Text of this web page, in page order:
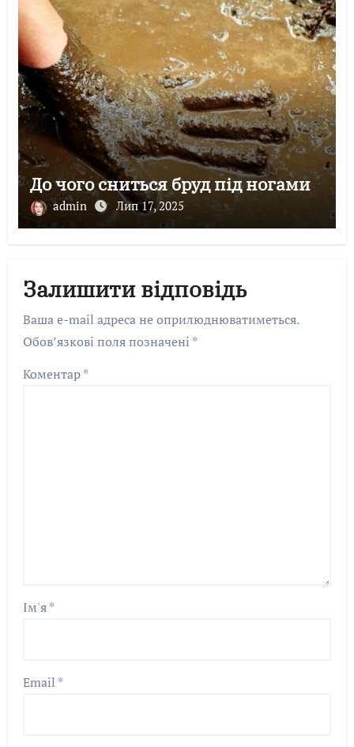
До чого сниться бруд під ногами
admin Лип 17, 2025
Залишити відповідь
Ваша e-mail адреса не оприлюднюватиметься.
Обов’язкові поля позначені *
Коментар*
Ім'я*
Email *